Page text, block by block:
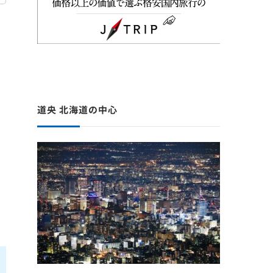
道央 北海道の中心